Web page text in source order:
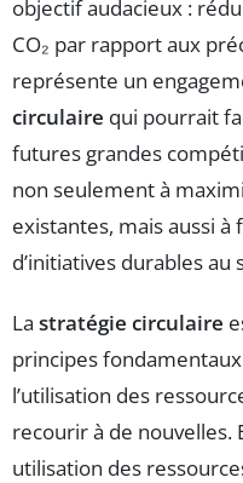
objectif audacieux :
CO₂ par rapport aux
représente un
circulaire qui pourrait
futures grandes
non seulement à
existantes, mais aussi à
d’initiatives durables au
La stratégie circulaire
principes
l’utilisation des
recourir à de nouvelles.
utilisation des